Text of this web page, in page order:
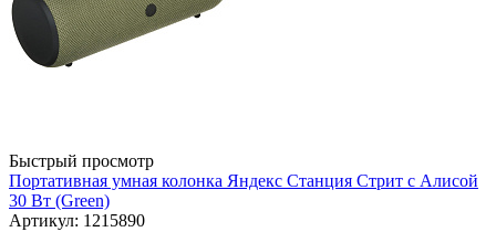
Быстрый просмотр
Портативная умная колонка Яндекс Станция Стрит с Алисой
30 Вт (Green)
Артикул: 1215890